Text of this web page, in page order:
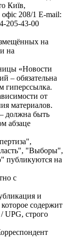
Київ,
208/1 E-mail:
205-43-00
на
на
«Новости
– обязательна
гиперссылка.
от
материалов.
должна быть
абзаце
"Выборы",
публикуются на
с
и
содержит
UPG, строго